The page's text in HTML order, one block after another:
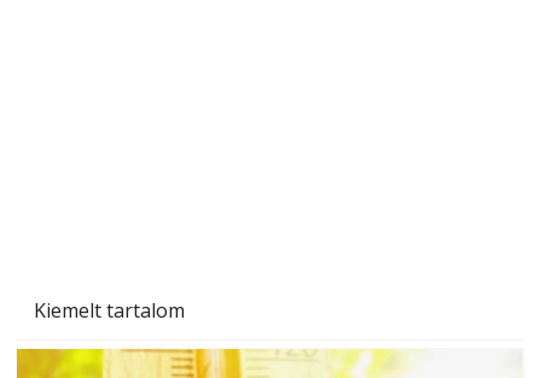
Kiemelt tartalom